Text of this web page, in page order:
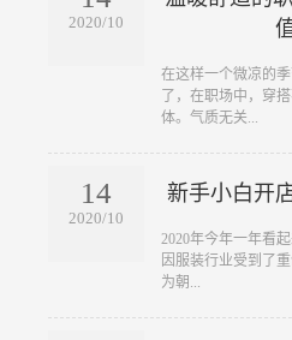
2020/10
在这样一个微凉的
了，在职场中，穿
体。气质无关...
14
2020/10
新手小白开
​2020年今年一年看
因服装行业受到了
为朝...